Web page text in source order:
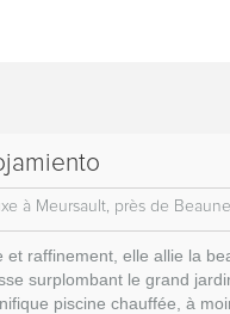
à Meursault, près de
et raffinement, elle allie la
surplombant le grand
piscine chauffée, à